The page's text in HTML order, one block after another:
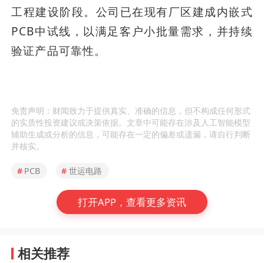
工程建设阶段。公司已在现有厂区建成内嵌式
PCB中试线，以满足客户小批量需求，并持续
验证产品可靠性。
免责声明：财闻致力于提供真实、准确的信息，但不构成任何形式
的实质性投资建议或决策依据。文章中可能存在涉及人工智能模型
辅助生成或分析的信息，可能存在一定的偏差或遗漏，请自行判断
并核实。
# PCB # 世运电路
打开APP，查看更多资讯
相关推荐